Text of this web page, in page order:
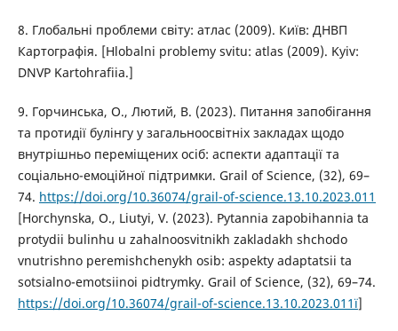
8. Глобальні проблеми світу: атлас (2009). Київ: ДНВП
Картографія. [Hlobalni problemy svitu: atlas (2009). Kyiv:
DNVP Kartohrafiia.]
9. Горчинська, О., Лютий, В. (2023). Питання запобігання
та протидії булінгу у загальноосвітніх закладах щодо
внутрішньо переміщених осіб: аспекти адаптації та
соціально-емоційної підтримки. Grail of Science, (32), 69–
74. https://doi.org/10.36074/grail-of-science.13.10.2023.011
[Horchynska, O., Liutyi, V. (2023). Pytannia zapobihannia ta
protydii bulinhu u zahalnoosvitnikh zakladakh shchodo
vnutrishno peremishchenykh osib: aspekty adaptatsii ta
sotsialno-emotsiinoi pidtrymky. Grail of Science, (32), 69–74.
https://doi.org/10.36074/grail-of-science.13.10.2023.011ї]